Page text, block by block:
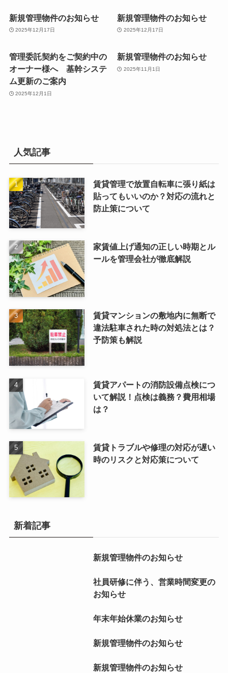
新規管理物件のお知らせ
2025年12月17日
新規管理物件のお知らせ
2025年12月17日
管理委託契約をご契約中の
オーナー様へ 基幹システ
ム更新のご案内
2025年12月1日
新規管理物件のお知らせ
2025年11月1日
人気記事
賃貸管理で放置自転車に張り紙は
貼ってもいいのか？対応の流れと
防止策について
家賃値上げ通知の正しい時期とル
ールを管理会社が徹底解説
賃貸マンションの敷地内に無断で
違法駐車された時の対処法とは？
予防策も解説
賃貸アパートの消防設備点検につ
いて解説！点検は義務？費用相場
は？
賃貸トラブルや修理の対応が遅い
時のリスクと対応策について
新着記事
新規管理物件のお知らせ
社員研修に伴う、営業時間変更の
お知らせ
年末年始休業のお知らせ
新規管理物件のお知らせ
新規管理物件のお知らせ